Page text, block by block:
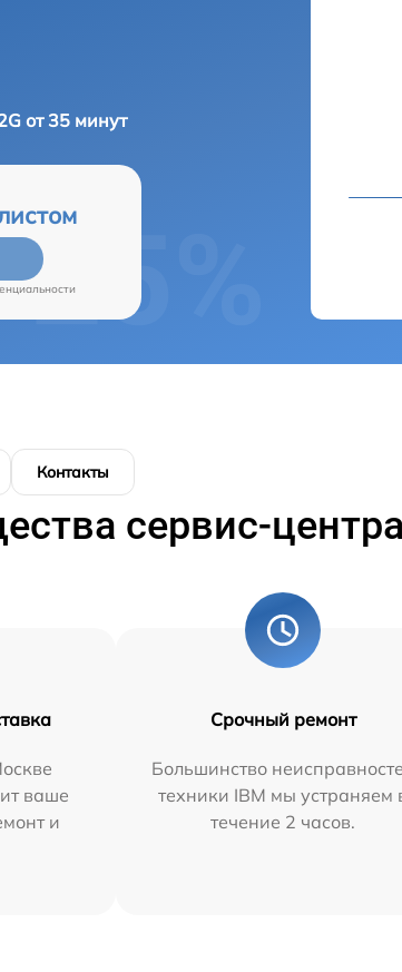
от 35 минут
Контакты
сервис-центра
ваше
и
Срочный ремонт
Большинство
техники IBM мы устраняем
течение 2 часов.